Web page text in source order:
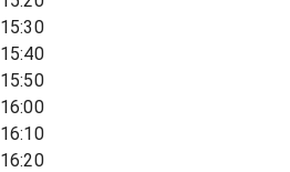
15:30
15:40
15:50
16:00
16:10
16:20